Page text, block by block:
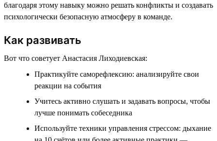
благодаря этому навыку можно решать конфликты и создавать
психологически безопасную атмосферу в команде.
Как развивать
Вот что советует Анастасия Лиходиевская:
Практикуйте саморефлексию: анализируйте свои
реакции на события
Учитесь активно слушать и задавать вопросы, чтобы
лучше понимать собеседника
Используйте техники управления стрессом: дыхание